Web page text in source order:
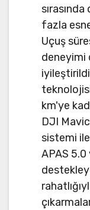
fazla
Uçuş
deneyimi
km'ye
DJI
sistemi
APAS 5.0